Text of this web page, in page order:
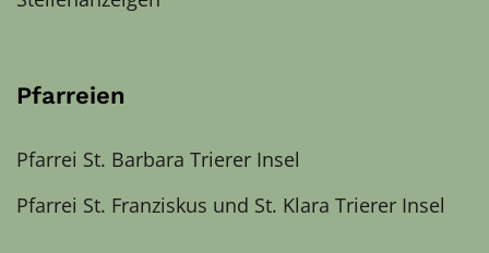
Pfarreien
Pfarrei St. Barbara Trierer Insel
Pfarrei St. Franziskus und St. Klara Trierer Insel